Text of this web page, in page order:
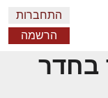
התחברות
הרשמה
בחדר